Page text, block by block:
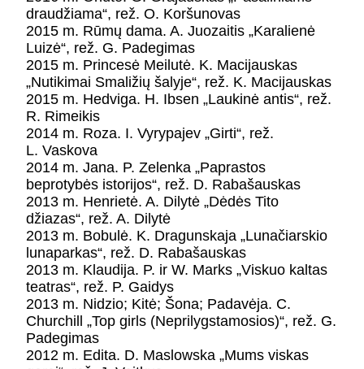
draudžiama“, rež. O. Koršunovas
2015 m. Rūmų dama. A. Juozaitis „Karalienė
Luizė“, rež. G. Padegimas
2015 m. Princesė Meilutė. K. Macijauskas
„Nutikimai Smaližių šalyje“, rež. K. Macijauskas
2015 m. Hedviga. H. Ibsen „Laukinė antis“, rež.
R. Rimeikis
2014 m. Roza. I. Vyrypajev „Girti“, rež.
L. Vaskova
2014 m. Jana. P. Zelenka „Paprastos
beprotybės istorijos“, rež. D. Rabašauskas
2013 m. Henrietė. A. Dilytė „Dėdės Tito
džiazas“, rež. A. Dilytė
2013 m. Bobulė. K. Dragunskaja „Lunačiarskio
lunaparkas“, rež. D. Rabašauskas
2013 m. Klaudija. P. ir W. Marks „Viskuo kaltas
teatras“, rež. P. Gaidys
2013 m. Nidzio; Kitė; Šona; Padavėja. C.
Churchill „Top girls (Neprilygstamosios)“, rež. G.
Padegimas
2012 m. Edita. D. Maslowska „Mums viskas